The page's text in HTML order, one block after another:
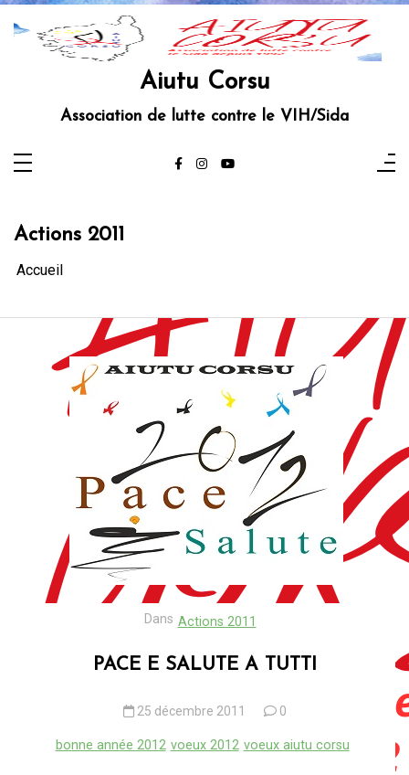
Aller
contenu
Aiutu Corsu
Association de lutte contre le VIH/Sida
Actions 2011
Accueil
Dans Actions 2011
PACE E SALUTE A TUTTI
25 décembre 2011 0
bonne année 2012 voeux 2012 voeux aiutu corsu